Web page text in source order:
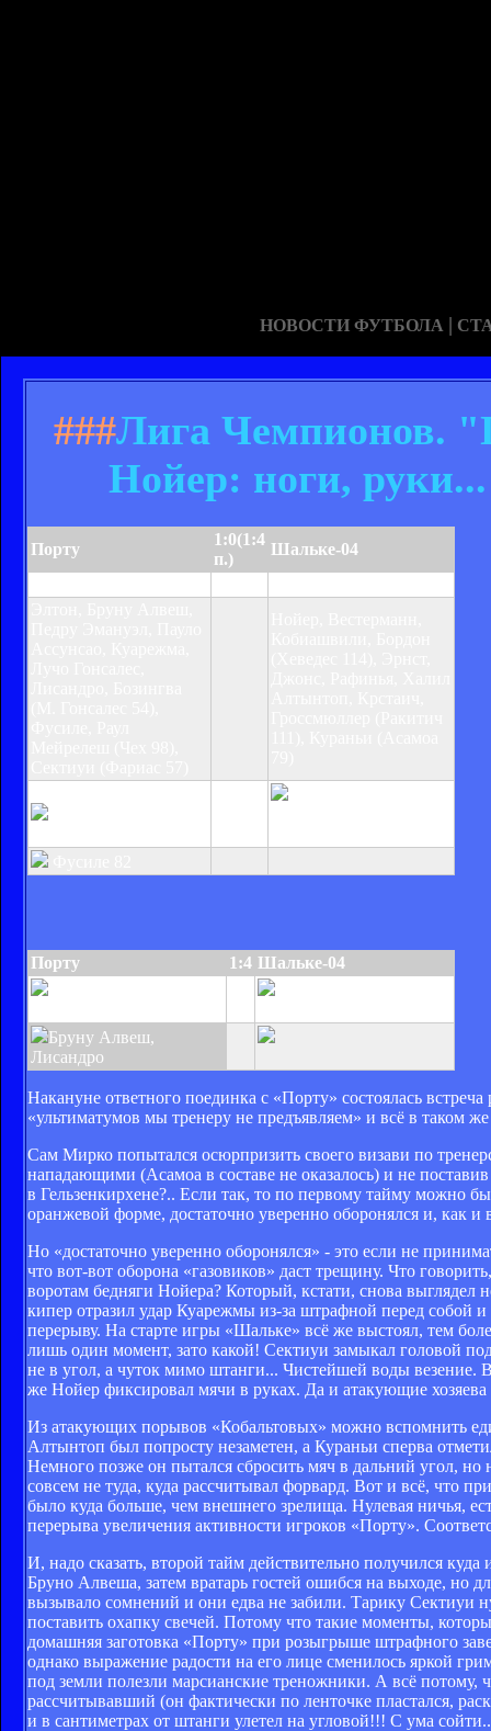
НОВОСТИ ФУТБОЛА |
###Лига Чемпионов.
Нойер: ноги,
Порту
1:0(1:4
п.)
Шальке-04
Порту 1:4 Шальке-04
Бруну Алвеш,
Лисандро
Накануне ответного поединка с «Порту» состоялась
«ультиматумов мы тренеру не предъявляем» и всё в таком
Сам Мирко попытался осюрпризить своего визави по
нападающими (Асамоа в составе не оказалось) и не
в Гельзенкирхене?.. Если так, то по первому тайму можно
оранжевой форме, достаточно уверенно оборонялся и, как
Но «достаточно уверенно оборонялся» - это если не
что вот-вот оборона «газовиков» даст трещину. Что
воротам бедняги Нойера? Который, кстати, снова выглядел
кипер отразил удар Куарежмы из-за штрафной перед собой
перерыву. На старте игры «Шальке» всё же выстоял, тем
лишь один момент, зато какой! Сектиуи замыкал головой
не в угол, а чуток мимо штанги... Чистейшей воды
же Нойер фиксировал мячи в руках. Да и атакующие
Из атакующих порывов «Кобальтовых» можно вспомнить
Алтынтоп был попросту незаметен, а Кураньи сперва
Немного позже он пытался сбросить мяч в дальний угол, но
совсем не туда, куда рассчитывал форвард. Вот и всё, что
было куда больше, чем внешнего зрелища. Нулевая ничья,
перерыва увеличения активности игроков «Порту».
И, надо сказать, второй тайм действительно получился
Бруно Алвеша, затем вратарь гостей ошибся на выходе, но
вызывало сомнений и они едва не забили. Тарику Сектиуи
поставить охапку свечей. Потому что такие моменты,
домашняя заготовка «Порту» при розыгрыше штрафного
однако выражение радости на его лице сменилось яркой
под земли полезли марсианские треножники. А всё
рассчитывавший (он фактически по ленточке пластался,
и в сантиметрах от штанги улетел на угловой!!! С ума